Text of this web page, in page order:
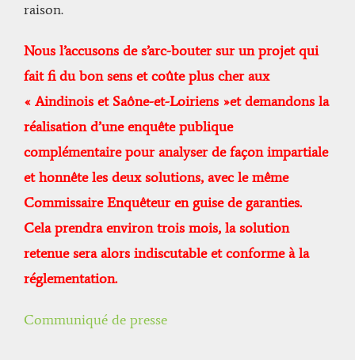
raison.
Nous l’accusons de s’arc-bouter sur un projet qui
fait fi du bon sens et coûte plus cher aux
« Aindinois et Saône-et-Loiriens »et demandons la
réalisation d’une enquête publique
complémentaire pour analyser defaçon impartiale
et honnête les deux solutions, avec le même
Commissaire Enquêteur en guise de garanties.
Cela prendra environ trois mois, la solution
retenue sera alors indiscutable et conforme à la
réglementation.
Communiqué de presse